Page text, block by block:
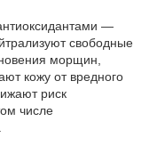
—
свободные
морщин,
кожу от вредного
риск
числе